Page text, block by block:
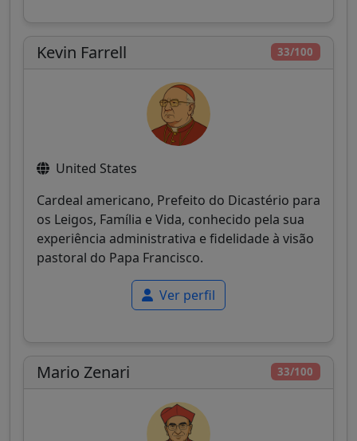
33/100
Kevin Farrell
United States
Cardeal americano, Prefeito do Dicastério para
os Leigos, Família e Vida, conhecido pela sua
experiência administrativa e fidelidade à visão
pastoral do Papa Francisco.
Ver perfil
33/100
Mario Zenari